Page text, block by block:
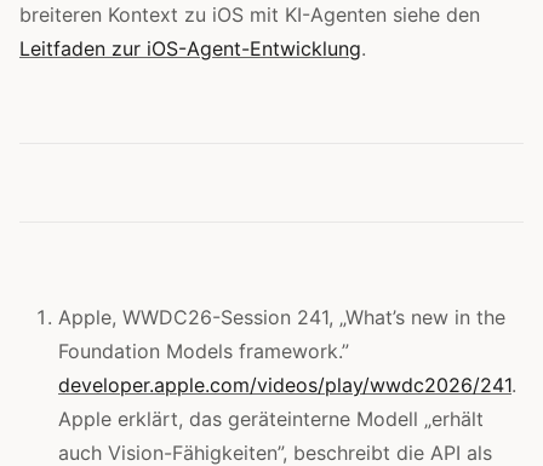
breiteren Kontext zu iOS mit KI-Agenten siehe den
Leitfaden zur iOS-Agent-Entwicklung.
Apple, WWDC26-Session 241, „What’s new in the
Foundation Models framework.”
developer.apple.com/videos/play/wwdc2026/241.
Apple erklärt, das geräteinterne Modell „erhält
auch Vision-Fähigkeiten”, beschreibt die API als